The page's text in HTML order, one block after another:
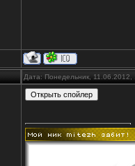
Дата: Понедельник,